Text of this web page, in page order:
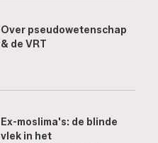
Over pseudowetenschap
& de VRT
Ex-moslima's: de blinde
vlek in het